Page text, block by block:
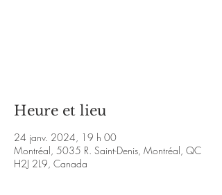
Heure et lieu
24 janv. 2024, 19 h 00
Montréal, 5035 R. Saint-Denis, Montréal, QC
H2J 2L9, Canada